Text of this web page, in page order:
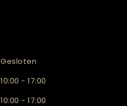
Gesloten
10:00 - 17:00
10:00 - 17:00